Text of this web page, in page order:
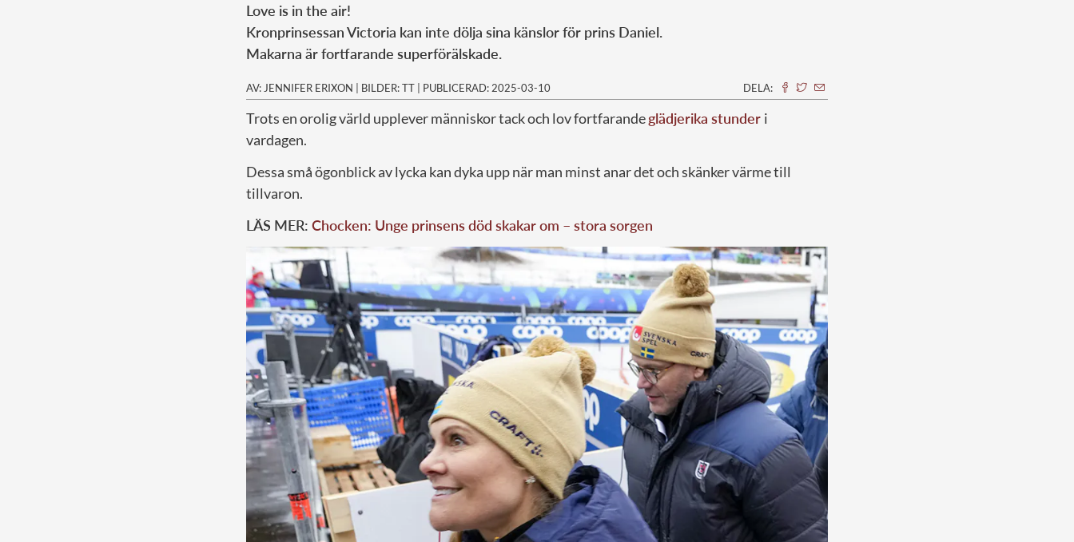
Love is in the air!
Kronprinsessan Victoria kan inte dölja sina känslor för prins Daniel.
Makarna är fortfarande superförälskade.
AV: JENNIFER ERIXON | BILDER: TT | PUBLICERAD: 2025-03-10 DELA:
Trots en orolig värld upplever människor tack och lov fortfarandeglädjerika stunder i
vardagen.
Dessa små ögonblick av lycka kan dyka upp när man minst anar det och skänker värme till
tillvaron.
LÄS MER: Chocken: Unge prinsens död skakar om – stora sorgen